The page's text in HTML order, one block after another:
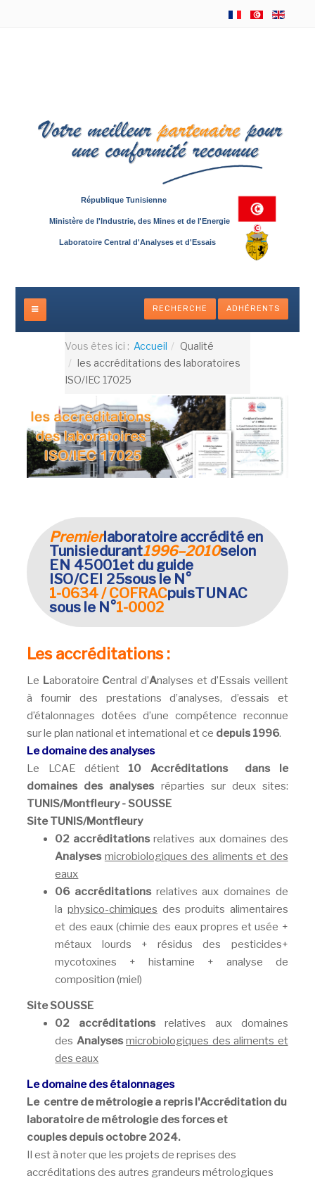
République Tunisienne
Ministère de l'Industrie, des Mines et de l'Energie
Laboratoire Central d'Analyses et d'Essais
RECHERCHE ADHÉRENTS
Vous êtes ici : Accueil
Qualité
les accréditations des laboratoires
ISO/IEC 17025
Premierlaboratoire accrédité en
Tunisiedurant1996–2010selon
EN 45001et du guide
ISO/CEI 25sous le N°
1-0634 / COFRACpuisTUNAC
sous le N°1-0002
Les accréditations :
Le Laboratoire Central d’Analyses et d’Essais veillent
à fournir des prestations d’analyses, d’essais et
d’étalonnages dotées d’une compétence reconnue
sur le plan national et international et ce depuis 1996.
Le domaine des analyses
Le LCAE détient 10 Accréditations dans le
domaines des analyses réparties sur deux sites:
TUNIS/Montfleury - SOUSSE
Site TUNIS/Montfleury
02 accréditationsrelatives aux domaines des
Analyses microbiologiques des aliments et des
eaux
06 accréditations relatives aux domaines de
la physico-chimiques des produits alimentaires
et des eaux (chimie des eaux propres et usée +
métaux lourds + résidus des pesticides+
mycotoxines + histamine + analyse de
composition (miel)
Site SOUSSE
02 accréditations relatives aux domaines
des Analyses microbiologiques des aliments et
des eaux
Le domaine des étalonnages
Le centre de métrologie a repris l'Accréditation du
laboratoire de métrologie des forces et
couples depuis octobre 2024.
Il est à noter que les projets de reprises des
accréditations des autres grandeurs métrologiques